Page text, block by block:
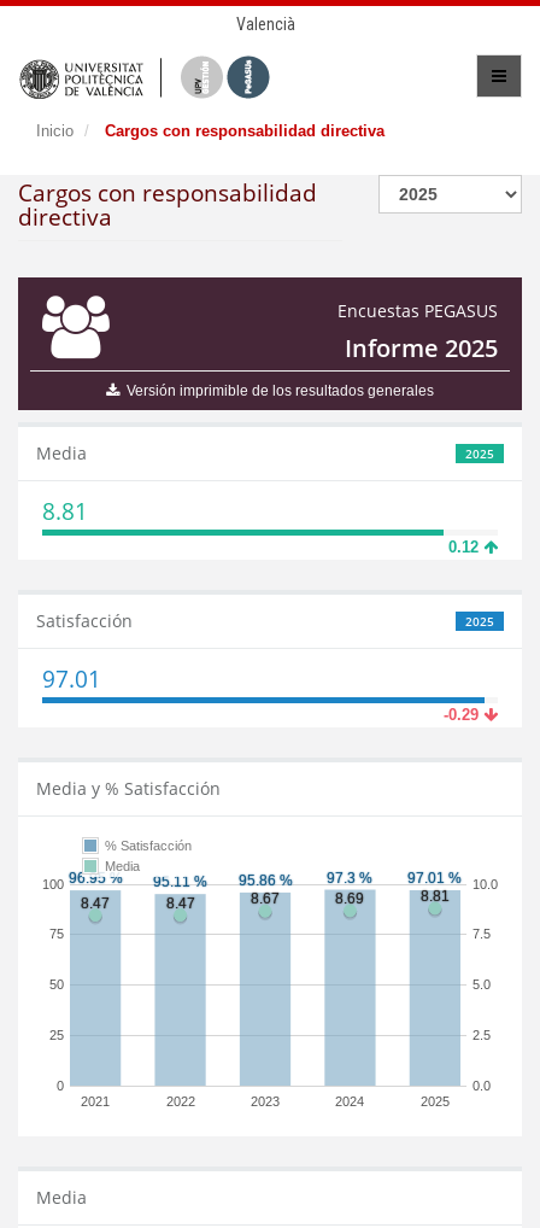
Valencià
Inicio Cargos con responsabilidad directiva
Cargos con responsabilidad
directiva
Encuestas PEGASUS
Informe 2025
Versión imprimible de los resultados generales
2025
Media
8.81
0.12
2025
Satisfacción
97.01
-0.29
Media y % Satisfacción
2021 2022 2023 2024 2025
0
25
50
75
100
0.0
2.5
5.0
7.5
10.0
% Satisfacción
Media
Media